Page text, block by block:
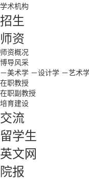
学术机构
招生
师资
师资概况
博导风采
－美术学 －设计学 －艺术
在职教授
在职副教授
培育建设
交流
留学生
英文网
院报